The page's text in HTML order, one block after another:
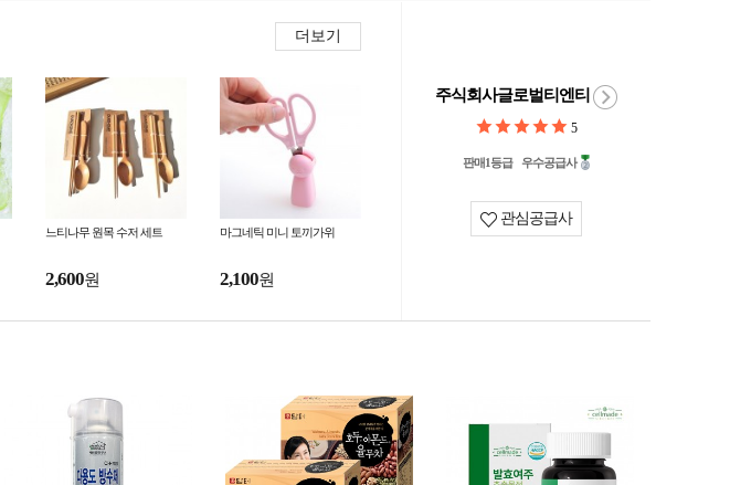
더보기
느티나무 원목 수저 세트
2,600원
마그네틱 미니 토끼가위
2,100원
주식회사글로벌티엔티
5
판매1등급 우수공급사
관심공급사